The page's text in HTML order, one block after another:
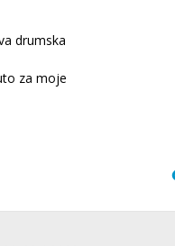
drumska
za moje